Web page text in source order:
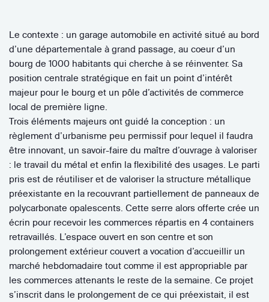
Le contexte : un garage automobile en activité situé au bord
d’une départementale à grand passage, au coeur d’un
bourg de 1000 habitants qui cherche à se réinventer. Sa
position centrale stratégique en fait un point d’intérêt
majeur pour le bourg et un pôle d’activités de commerce
local de première ligne.
Trois éléments majeurs ont guidé la conception : un
règlement d’urbanisme peu permissif pour lequel il faudra
être innovant, un savoir-faire du maître d’ouvrage à valoriser
: le travail du métal et enfin la flexibilité des usages. Le parti
pris est de réutiliser et de valoriser la structure métallique
préexistante en la recouvrant partiellement de panneaux de
polycarbonate opalescents. Cette serre alors offerte crée un
écrin pour recevoir les commerces répartis en 4 containers
retravaillés. L’espace ouvert en son centre et son
prolongement extérieur couvert a vocation d’accueillir un
marché hebdomadaire tout comme il est appropriable par
les commerces attenants le reste de la semaine. Ce projet
s’inscrit dans le prolongement de ce qui préexistait, il est